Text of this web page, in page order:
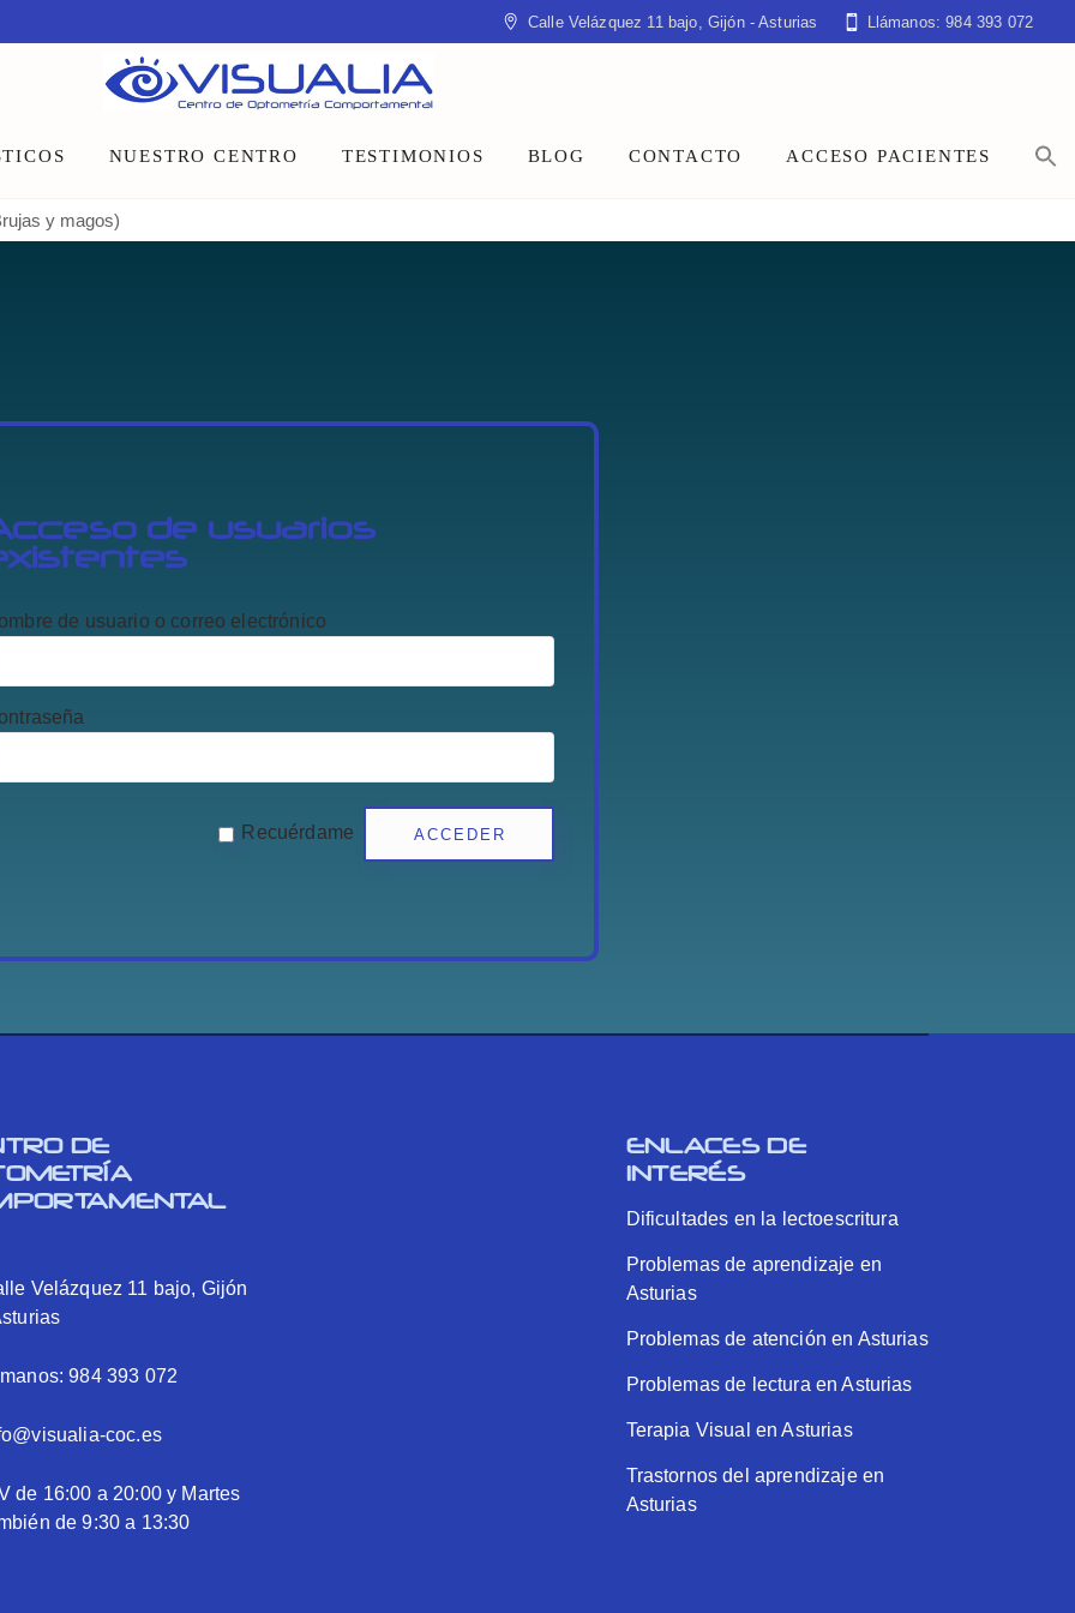
Calle Velázquez 11 bajo, Gijón - Asturias Llámanos: 984 393 072
NUESTRO CENTRO
Equipo
TESTIMONIOS BLOG CONTACTO ACCESO PACIENTES
y magos)
de usuarios
de usuario o correo electrónico
Recuérdame
DE
Velázquez 11 bajo, Gijón
984 393 072
coc.es
de 16:00 a 20:00 y Martes
de 9:30 a 13:30
ENLACES DE
INTERÉS
Dificultades en la lectoescritura
Problemas de aprendizaje en
Asturias
Problemas de atención en Asturias
Problemas de lectura en Asturias
Terapia Visual en Asturias
Trastornos del aprendizaje en
Asturias